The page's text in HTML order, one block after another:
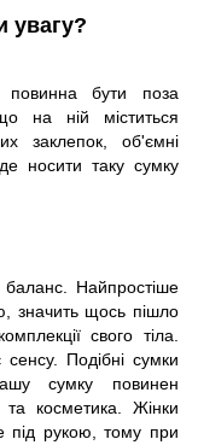
увагу?
повинна бути поза
на ній міститься
заклепок, об'ємні
носити таку сумку
Найпростіше
значить щось пішло
свого тіла.
Подібні сумки
сумку повинен
косметика. Жінки
під рукою, тому при